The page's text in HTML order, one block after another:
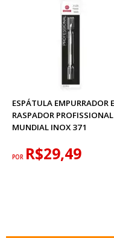
ESPÁTULA EMPURRADOR E
RASPADOR PROFISSIONAL
MUNDIAL INOX 371
POR R$29,49